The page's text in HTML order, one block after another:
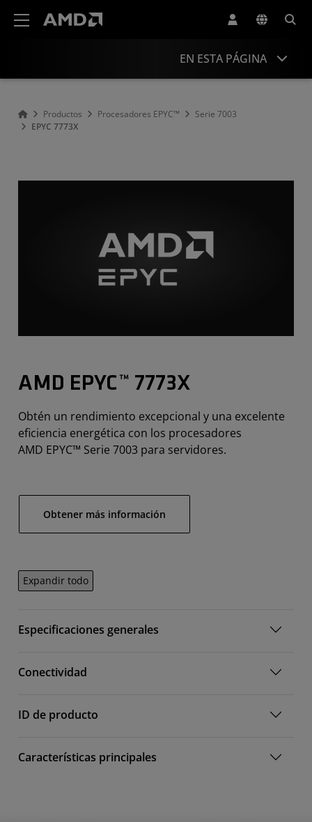
EN ESTA PÁGINA
Productos Procesadores EPYC™
Serie 7003
EPYC 7773X
AMD EPYC™ 7773X
Obtén un rendimiento excepcional y una excelente
eficiencia energética con los procesadores
AMD EPYC™ Serie 7003 para servidores.
Obtener más información
Expandir todo
Especificaciones generales
Conectividad
ID de producto
Características principales